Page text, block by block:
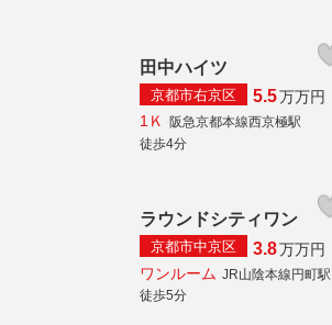
田中ハイツ
京都市右京区 5.5万万円
1Ｋ 阪急京都本線西京極駅
徒歩4分
ラウンドシティワン
京都市中京区 3.8万万円
ワンルーム JR山陰本線円町駅
徒歩5分